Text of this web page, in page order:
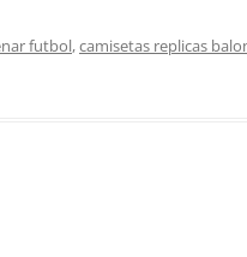
futbol,camisetas replicas